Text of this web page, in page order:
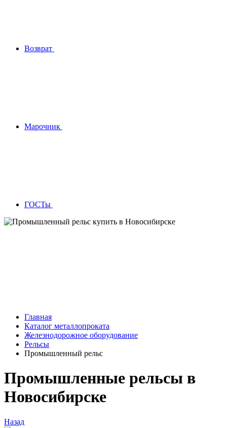
Возврат
Марочник
ГОСТы
Главная
Каталог металлопроката
Железнодорожное оборудование
Рельсы
Промышленный рельс
Промышленные рельсы в
Новосибирске
Назад